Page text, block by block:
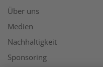
Über uns
Medien
Nachhaltigkeit
Sponsoring